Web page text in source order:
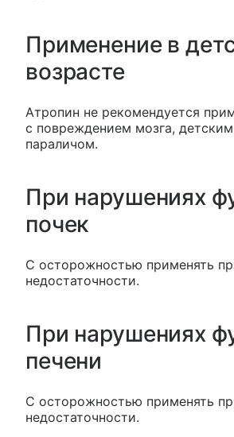
Применение в
возрасте
Атропин не рекомендуется
с повреждением мозга,
параличом.
При нарушениях
почек
С осторожностью применять
недостаточности.
При нарушениях
печени
С осторожностью применять
недостаточности.